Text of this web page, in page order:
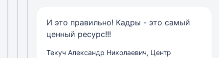
И это правильно! Кадры - это самый
ценный ресурс!!!
Текуч Александр Николаевич, Центр